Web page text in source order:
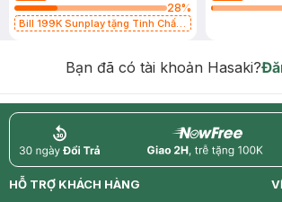
28%
Bill 199K Sunplay tặng Tinh Chất
Bạn đã có tài khoản Hasaki?
return nowfree
HỖ TRỢ KHÁCH HÀNG